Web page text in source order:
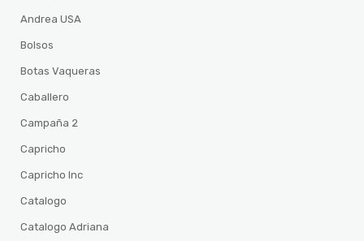
Andrea USA
Bolsos
Botas Vaqueras
Caballero
Campaña 2
Capricho
Capricho Inc
Catalogo
Catalogo Adriana